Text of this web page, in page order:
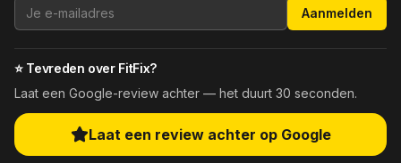
Aanmelden
⭐ Tevreden over FitFix?
Laat een Google-review achter — het duurt 30 seconden.
Laat een review achter op Google